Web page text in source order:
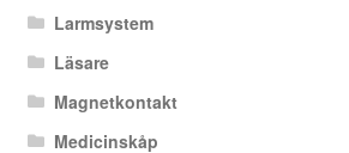
Larmsystem
Läsare
Magnetkontakt
Medicinskåp